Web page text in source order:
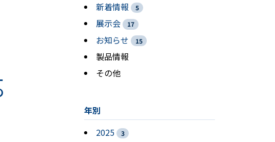
新着情報
5
展示会 17
お知らせ 15
製品情報
その他
年別
2025
3